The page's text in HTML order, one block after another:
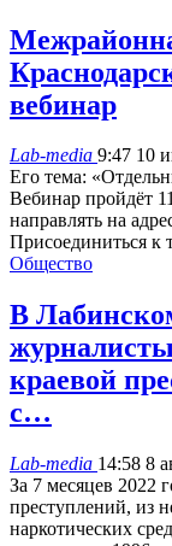
вебинар
Lab-media 9:47 10
Его тема:
Вебинар пройдёт
направлять на
Присоединиться
Общество
В
краевой
с…
Lab-media 14:58 8
За 7 месяцев 2022
преступлений, из
наркотических